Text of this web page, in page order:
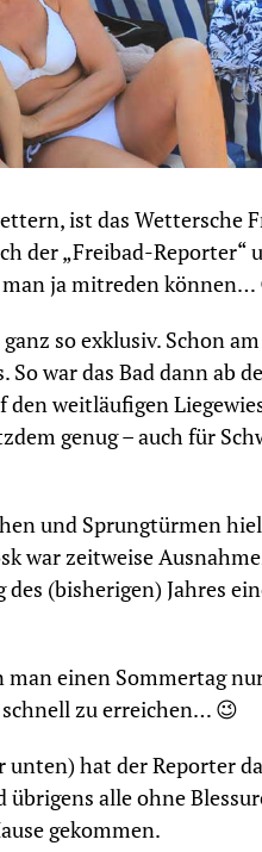
ist das Wettersche
der „Freibad-Reporter“
ja mitreden können…
so exklusiv. Schon
So war das Bad dann ab
weitläufigen
genug – auch für
und Sprungtürmen
war zeitweise
des (bisherigen) Jahres
man einen Sommertag
zu erreichen… 😉
unten) hat der Reporter
alle ohne
gekommen.